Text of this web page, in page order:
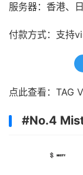
服务器：香港、
付款方式：支持
点此查看：TAG
#No.4